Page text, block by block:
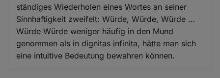
ständiges Wiederholen eines Wortes an seiner
Sinnhaftigkeit zweifelt: Würde, Würde, Würde …
Würde Würde weniger häufig in den Mund
genommen als in dignitas infinita, hätte man sich
eine intuitive Bedeutung bewahren können.